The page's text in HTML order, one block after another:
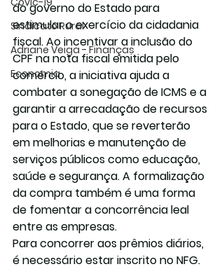
Sindicato Rural
Adriane Veiga - Finanças
Economia
do governo do Estado para
estimular o exercício da cidadania
fiscal. Ao incentivar a inclusão do
CPF na nota fiscal emitida pelo
comércio, a iniciativa ajuda a
combater a sonegação de ICMS e a
garantir a arrecadação de recursos
para o Estado, que se reverterão
em melhorias e manutenção de
serviços públicos como educação,
saúde e segurança. A formalização
da compra também é uma forma
de fomentar a concorrência leal
entre as empresas.
Para concorrer aos prêmios diários,
é necessário estar inscrito no NFG.